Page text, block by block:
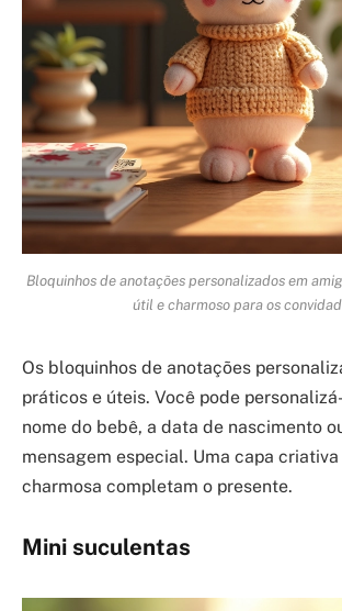
Bloquinhos de anotações personalizados em
útil e charmoso para os
Os bloquinhos de anotações
práticos e úteis. Você pode
nome do bebê, a data de nascimento
mensagem especial. Uma capa
charmosa completam o presente.
Mini suculentas